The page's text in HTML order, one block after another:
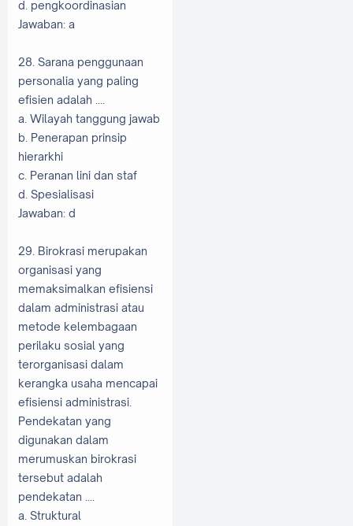
d. pengkoordinasian
Jawaban: a
28. Sarana penggunaan
personalia yang paling
efisien adalah ....
a. Wilayah tanggung jawab
b. Penerapan prinsip
hierarkhi
c. Peranan lini dan staf
d. Spesialisasi
Jawaban: d
29. Birokrasi merupakan
organisasi yang
memaksimalkan efisiensi
dalam administrasi atau
metode kelembagaan
perilaku sosial yang
terorganisasi dalam
kerangka usaha mencapai
efisiensi administrasi.
Pendekatan yang
digunakan dalam
merumuskan birokrasi
tersebut adalah
pendekatan ....
a. Struktural